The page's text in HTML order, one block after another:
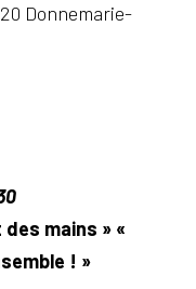
Donnemarie-
mains » «
! »